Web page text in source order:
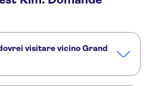
visitare vicino Grand